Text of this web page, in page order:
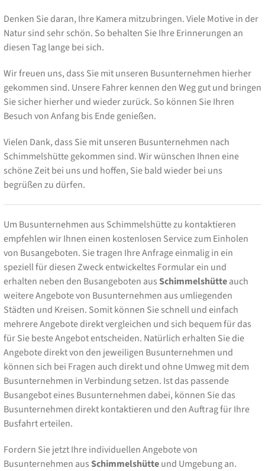
Denken Sie daran, Ihre Kamera mitzubringen. Viele Motive in der
Natur sind sehr schön. So behalten Sie Ihre Erinnerungen an
diesen Tag lange bei sich.
Wir freuen uns, dass Sie mit unseren Busunternehmen hierher
gekommen sind. Unsere Fahrer kennen den Weg gut und bringen
Sie sicher hierher und wieder zurück. So können Sie Ihren
Besuch von Anfang bis Ende genießen.
Vielen Dank, dass Sie mit unseren Busunternehmen nach
Schimmelshütte gekommen sind. Wir wünschen Ihnen eine
schöne Zeit bei uns und hoffen, Sie bald wieder bei uns
begrüßen zu dürfen.
Um Busunternehmen aus Schimmelshütte zu kontaktieren
empfehlen wir Ihnen einen kostenlosen Service zum Einholen
von Busangeboten. Sie tragen Ihre Anfrage einmalig in ein
speziell für diesen Zweck entwickeltes Formular ein und
erhalten neben den Busangeboten ausSchimmelshütteauch
weitere Angebote von Busunternehmen aus umliegenden
Städten und Kreisen. Somit können Sie schnell und einfach
mehrere Angebote direkt vergleichen und sich bequem für das
für Sie beste Angebot entscheiden. Natürlich erhalten Sie die
Angebote direkt von den jeweiligen Busunternehmen und
können sich bei Fragen auch direkt und ohne Umweg mit dem
Busunternehmen in Verbindung setzen. Ist das passende
Busangebot eines Busunternehmen dabei, können Sie das
Busunternehmen direkt kontaktieren und den Auftrag für Ihre
Busfahrt erteilen.
Fordern Sie jetzt Ihre individuellen Angebote von
Busunternehmen ausSchimmelshütteund Umgebung an.